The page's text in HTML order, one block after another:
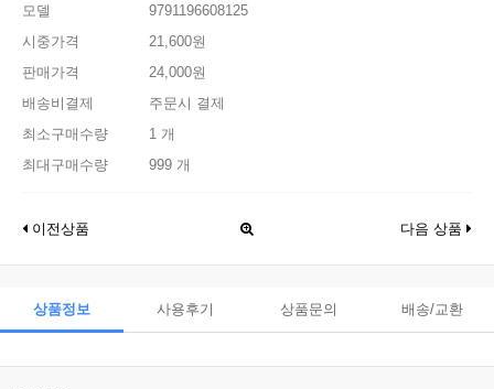
모델
9791196608125
시중가격
21,600원
판매가격
24,000원
배송비결제
주문시 결제
최소구매수량
1 개
최대구매수량
999 개
이전상품 다음 상품
상품정보 사용후기 상품문의 배송/교환